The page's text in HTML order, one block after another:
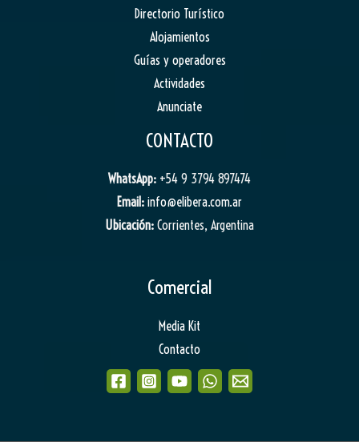
Directorio Turístico
Alojamientos
Guías y operadores
Actividades
Anunciate
CONTACTO
WhatsApp: +54 9 3794 897474
Email: info@elibera.com.ar
Ubicación: Corrientes, Argentina
Comercial
Media Kit
Contacto